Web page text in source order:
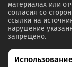
материалах или
согласия со
ссылки на
нарушение
запрещено.